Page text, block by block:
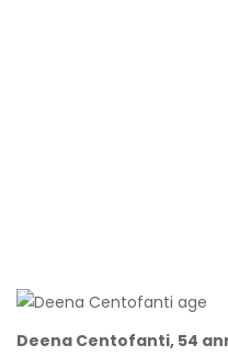
Deena Centofanti, 54